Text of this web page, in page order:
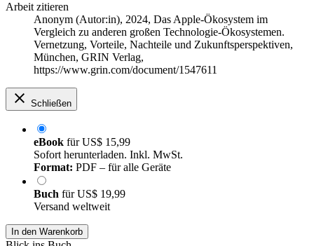
Arbeit zitieren
Anonym (Autor:in), 2024, Das Apple-Ökosystem im
Vergleich zu anderen großen Technologie-Ökosystemen.
Vernetzung, Vorteile, Nachteile und Zukunftsperspektiven,
München, GRIN Verlag,
https://www.grin.com/document/1547611
Schließen
eBook fürUS$ 15,99
Sofort herunterladen. Inkl. MwSt.
Format: PDF – für alle Geräte
Buch fürUS$ 19,99
Versand weltweit
In den Warenkorb